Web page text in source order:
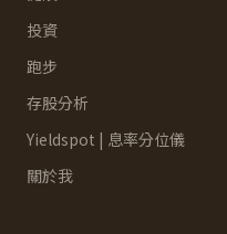
投資
跑步
存股分析
Yieldspot | 息率分位儀
關於我